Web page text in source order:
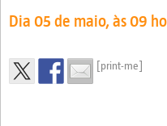
Dia 05 de maio, às 09
[print-me]